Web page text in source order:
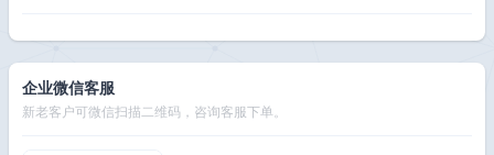
企业微信客服
新老客户可微信扫描二维码，咨询客服下单。